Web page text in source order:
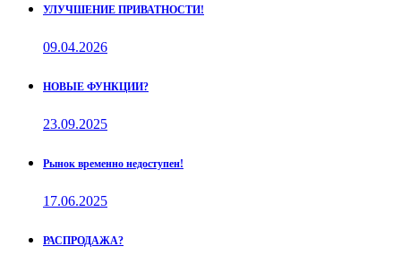
УЛУЧШЕНИЕ ПРИВАТНОСТИ!
09.04.2026
НОВЫЕ ФУНКЦИИ?
23.09.2025
Рынок временно недоступен!
17.06.2025
РАСПРОДАЖА?